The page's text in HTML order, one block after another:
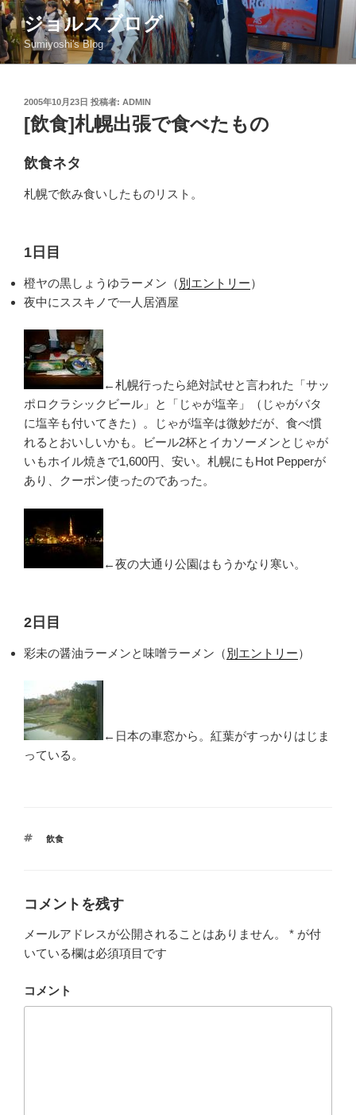
コ
ン
テ
ン
ジョルスブログ
Sumiyoshi's Blog
投
稿
日:
2005年10月23日 投稿者: ADMIN
[飲食]札幌出張で食べたもの
飲食ネタ
札幌で飲み食いしたものリスト。
1日目
橙ヤの黒しょうゆラーメン（別エントリー）
夜中にススキノで一人居酒屋
←札幌行ったら絶対試せと言われた「サッ
ポロクラシックビール」と「じゃが塩辛」（じゃがバタ
に塩辛も付いてきた）。じゃが塩辛は微妙だが、食べ慣
れるとおいしいかも。ビール2杯とイカソーメンとじゃが
いもホイル焼きで1,600円、安い。札幌にもHot Pepperが
あり、クーポン使ったのであった。
←夜の大通り公園はもうかなり寒い。
2日目
彩未の醤油ラーメンと味噌ラーメン（別エントリー）
←日本の車窓から。紅葉がすっかりはじま
っている。
タ
飲食
コメントを残す
メールアドレスが公開されることはありません。 * が付
いている欄は必須項目です
コメント